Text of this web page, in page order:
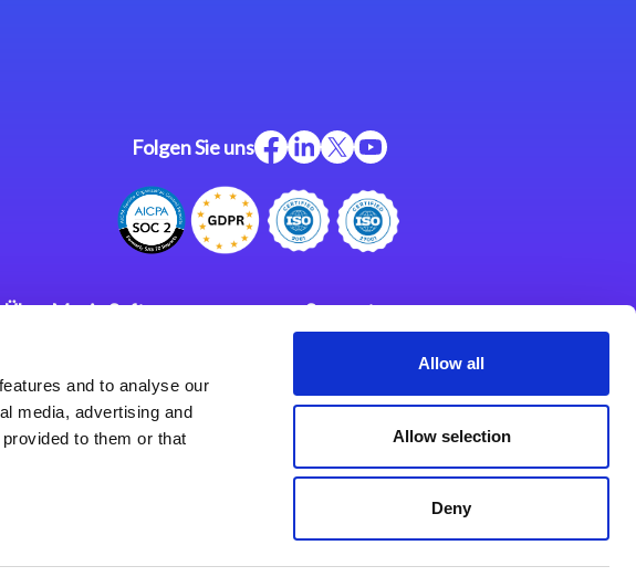
and to analyse our
media, advertising and
to them or that
Allow all
Allow selection
Deny
Folgen Sie uns
Über Magic Software
Karriere
Datenschutzerklärung
Weltweite Niederlassungen
Support
Impressum